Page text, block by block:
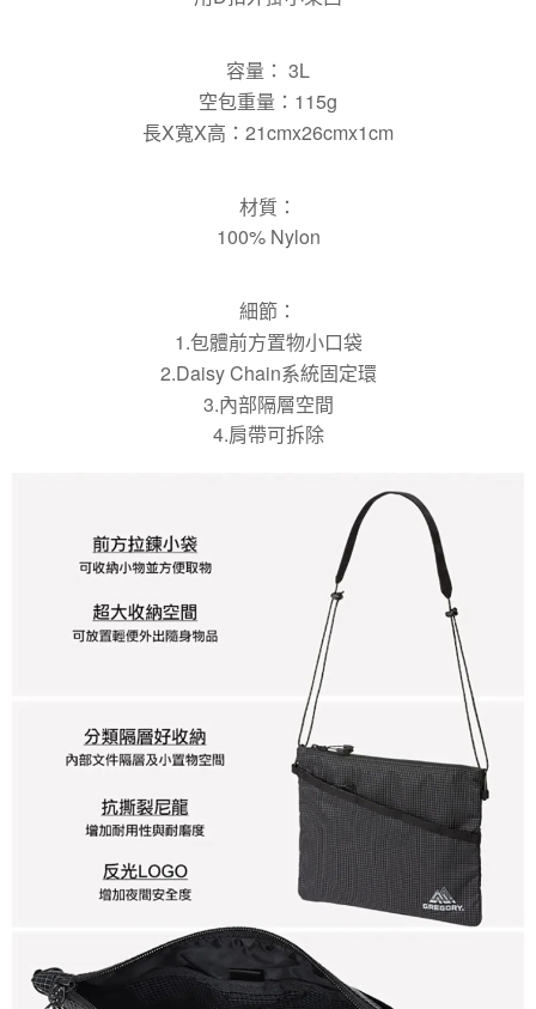
容量： 3L
空包重量：115g
長X寬X高：21cmx26cmx1cm
材質：
100% Nylon
細節：
1.包體前方置物小口袋
2.Daisy Chain系統固定環
3.內部隔層空間
4.肩帶可拆除